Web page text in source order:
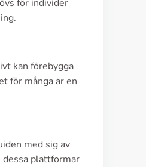
för individer
kan förebygga
för många är en
med sig av
plattformar